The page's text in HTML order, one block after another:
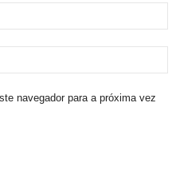
navegador para a próxima vez